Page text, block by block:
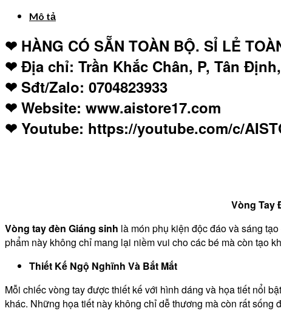
Mô tả
❤ HÀNG CÓ SẴN TOÀN BỘ. SỈ LẺ
❤ Địa chỉ: Trần Khắc Chân, P, Tân
❤ Sđt/Zalo: 0704823933
❤ Website: www.aistore17.com
❤ Youtube: https://youtube.com/c/
Vòng Tay
Vòng tay đèn Giáng sinh là món phụ kiện độc đáo và sáng
phẩm này không chỉ mang lại niềm vui cho các bé mà còn tạo
Thiết Kế Ngộ Nghĩnh Và Bắt Mắt
Mỗi chiếc vòng tay được thiết kế với hình dáng và họa tiết nổi
khác. Những họa tiết này không chỉ dễ thương mà còn rất